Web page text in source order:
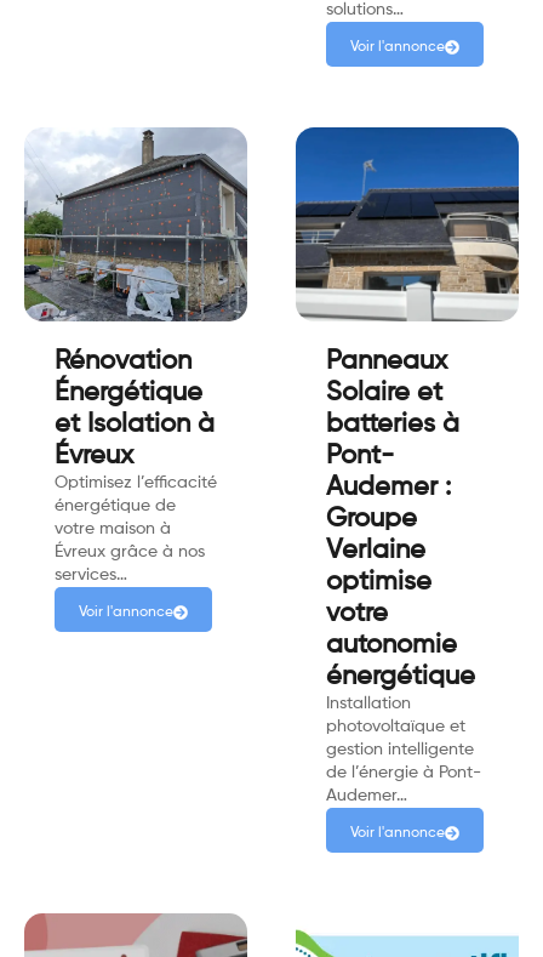
solutions…
Voir l'annonce
Rénovation
Énergétique
et Isolation à
Évreux
Optimisez l’efficacité
énergétique de
votre maison à
Évreux grâce à nos
services…
Voir l'annonce
Panneaux
Solaire et
batteries à
Pont-
Audemer :
Groupe
Verlaine
optimise
votre
autonomie
énergétique
Installation
photovoltaïque et
gestion intelligente
de l’énergie à Pont-
Audemer…
Voir l'annonce